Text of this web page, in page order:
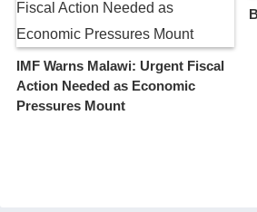
IMF Warns Malawi: Urgent Fiscal
Action Needed as Economic
Pressures Mount